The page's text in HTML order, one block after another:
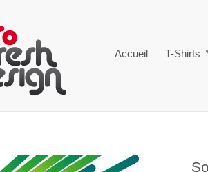
Accueil T-Shirts